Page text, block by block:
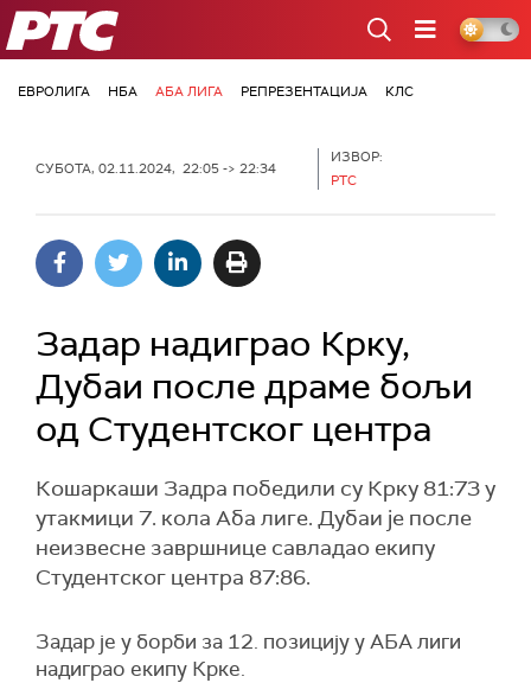
РТС
ЕВРОЛИГА НБА АБА ЛИГА РЕПРЕЗЕНТАЦИЈА КЛС
СУБОТА, 02.11.2024, 22:05 -> 22:34
ИЗВОР:
РТС
Задар надиграо Крку,
Дубаи после драме бољи
од Студентског центра
Кошаркаши Задра победили су Крку 81:73 у
утакмици 7. кола Аба лиге. Дубаи је после
неизвесне завршнице савладао екипу
Студентског центра 87:86.
Задар је у борби за 12. позицију у АБА лиги
надиграо екипу Крке.